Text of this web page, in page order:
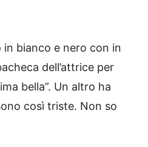
bianco e nero con in
dell’attrice per
bella”. Un altro ha
così triste. Non so